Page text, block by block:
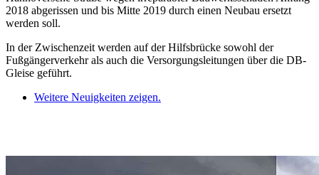
2018 abgerissen und bis Mitte 2019 durch einen Neubau ersetzt
werden soll.
In der Zwischenzeit werden auf der Hilfsbrücke sowohl der
Fußgängerverkehr als auch die Versorgungsleitungen über die DB-
Gleise geführt.
Weitere Neuigkeiten zeigen.